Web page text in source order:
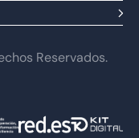
Reservados.